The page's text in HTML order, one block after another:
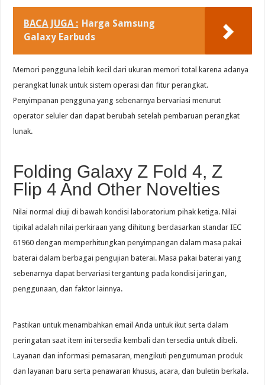
BACA JUGA : Harga Samsung
Galaxy Earbuds
Memori pengguna lebih kecil dari ukuran memori total karena adanya
perangkat lunak untuk sistem operasi dan fitur perangkat.
Penyimpanan pengguna yang sebenarnya bervariasi menurut
operator seluler dan dapat berubah setelah pembaruan perangkat
lunak.
Folding Galaxy Z Fold 4, Z
Flip 4 And Other Novelties
Nilai normal diuji di bawah kondisi laboratorium pihak ketiga. Nilai
tipikal adalah nilai perkiraan yang dihitung berdasarkan standar IEC
61960 dengan memperhitungkan penyimpangan dalam masa pakai
baterai dalam berbagai pengujian baterai. Masa pakai baterai yang
sebenarnya dapat bervariasi tergantung pada kondisi jaringan,
penggunaan, dan faktor lainnya.
Pastikan untuk menambahkan email Anda untuk ikut serta dalam
peringatan saat item ini tersedia kembali dan tersedia untuk dibeli.
Layanan dan informasi pemasaran, mengikuti pengumuman produk
dan layanan baru serta penawaran khusus, acara, dan buletin berkala.